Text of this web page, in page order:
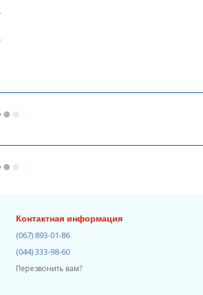
Контактная информация
(067) 893-01-86
(044) 333-98-60
Перезвонить вам?